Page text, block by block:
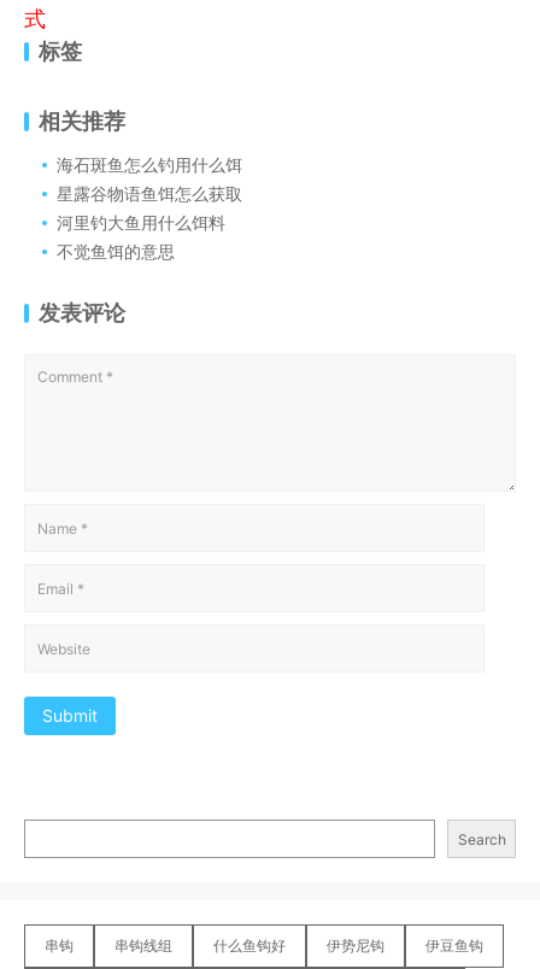
式
标签
相关推荐
海石斑鱼怎么钓用什么饵
星露谷物语鱼饵怎么获取
河里钓大鱼用什么饵料
不觉鱼饵的意思
发表评论
Submit
Search
串钩 串钩线组 什么鱼钩好 伊势尼钩 伊豆鱼钩